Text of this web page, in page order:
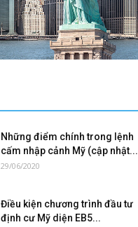
Những điểm chính trong lệnh
cấm nhập cảnh Mỹ (cập nhật...
29/06/2020
Điều kiện chương trình đầu tư
định cư Mỹ diện EB5...